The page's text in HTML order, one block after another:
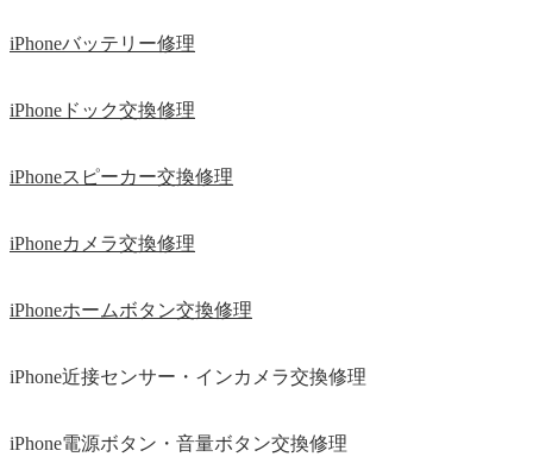
iPhoneバッテリー修理
iPhoneドック交換修理
iPhoneスピーカー交換修理
iPhoneカメラ交換修理
iPhoneホームボタン交換修理
iPhone近接センサー・インカメラ交換修理
iPhone電源ボタン・音量ボタン交換修理